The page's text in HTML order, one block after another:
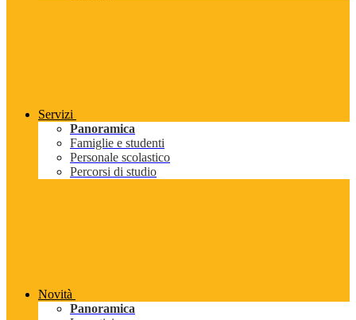
Servizi
Panoramica
Famiglie e studenti
Personale scolastico
Percorsi di studio
Novità
Panoramica